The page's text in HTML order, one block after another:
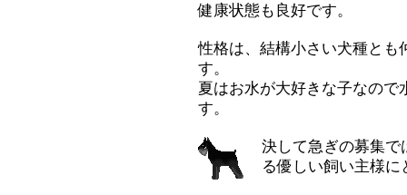
健康状態も良好です。
性格は、結構小さい犬種とも
す。
夏はお水が大好きな子なので
す。
決して急ぎの募集で
る優しい飼い主様